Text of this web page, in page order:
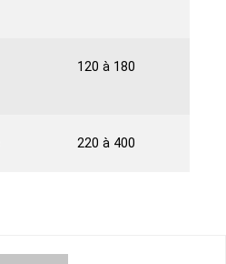
120 à 180
220 à 400